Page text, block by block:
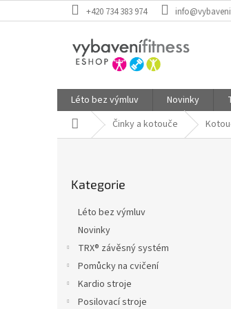
na
+420 734 383 974
Léto bez výmluv Novinky
Domů Činky a kotouče
kategorie
Kategorie
Léto bez výmluv
Novinky
TRX® závěsný systém
Pomůcky na cvičení
Kardio stroje
Posilovací stroje